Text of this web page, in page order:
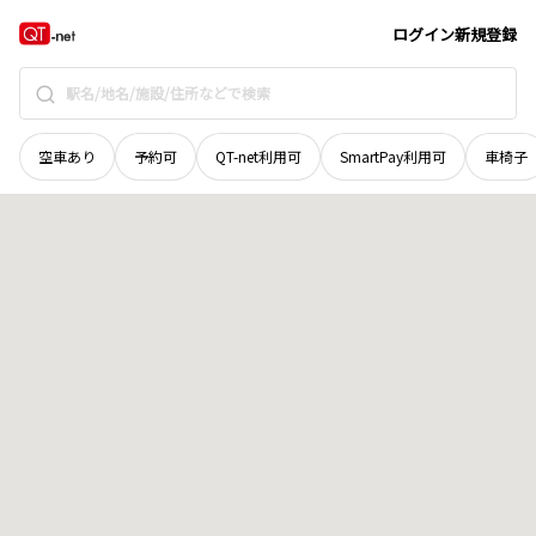
ログイン新規登録
空車あり 予約可 QT-net利用可 SmartPay利用可 車椅子
島根県